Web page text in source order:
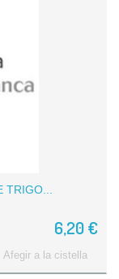
6,20 €
Afegir a la cistella